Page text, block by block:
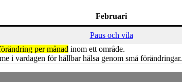
Februari
Paus och vila
per månad inom ett område.
i vardagen för hållbar hälsa genom små förändringar.